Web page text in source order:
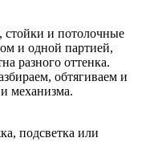
стойки и потолочные
и одной партией,
разного оттенка.
обтягиваем и
механизма.
подсветка или